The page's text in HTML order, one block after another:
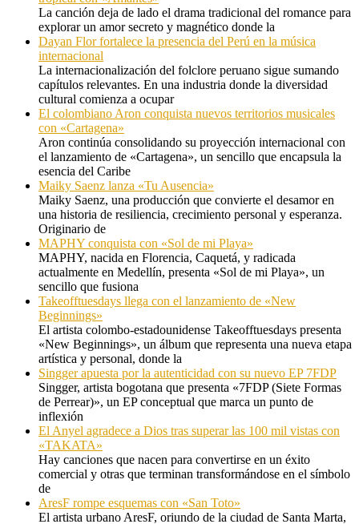
La canción deja de lado el drama tradicional del romance para
explorar un amor secreto y magnético donde la
Dayan Flor fortalece la presencia del Perú en la música
internacional
La internacionalización del folclore peruano sigue sumando
capítulos relevantes. En una industria donde la diversidad
cultural comienza a ocupar
El colombiano Aron conquista nuevos territorios musicales
con «Cartagena»
Aron continúa consolidando su proyección internacional con
el lanzamiento de «Cartagena», un sencillo que encapsula la
esencia del Caribe
Maiky Saenz lanza «Tu Ausencia»
Maiky Saenz, una producción que convierte el desamor en
una historia de resiliencia, crecimiento personal y esperanza.
Originario de
MAPHY conquista con «Sol de mi Playa»
MAPHY, nacida en Florencia, Caquetá, y radicada
actualmente en Medellín, presenta «Sol de mi Playa», un
sencillo que fusiona
Takeofftuesdays llega con el lanzamiento de «New
Beginnings»
El artista colombo-estadounidense Takeofftuesdays presenta
«New Beginnings», un álbum que representa una nueva etapa
artística y personal, donde la
Singger apuesta por la autenticidad con su nuevo EP 7FDP
Singger, artista bogotana que presenta «7FDP (Siete Formas
de Perrear)», un EP conceptual que marca un punto de
inflexión
El Anyel agradece a Dios tras superar las 100 mil vistas con
«TAKATA»
Hay canciones que nacen para convertirse en un éxito
comercial y otras que terminan transformándose en el símbolo
de
AresF rompe esquemas con «San Toto»
El artista urbano AresF, oriundo de la ciudad de Santa Marta,